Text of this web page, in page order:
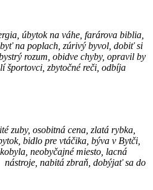
úbytok na váhe, farárova biblia,
na poplach, zúrivý byvol, dobiť si
rozum, obidve chyby, opravil by
športovci, zbytočné reči, odbíja
zuby, osobitná cena, zlatá rybka,
bidlo pre vtáčika, býva v Bytči,
neobyčajné miesto, lacná
nabitá zbraň, dobýjať sa do